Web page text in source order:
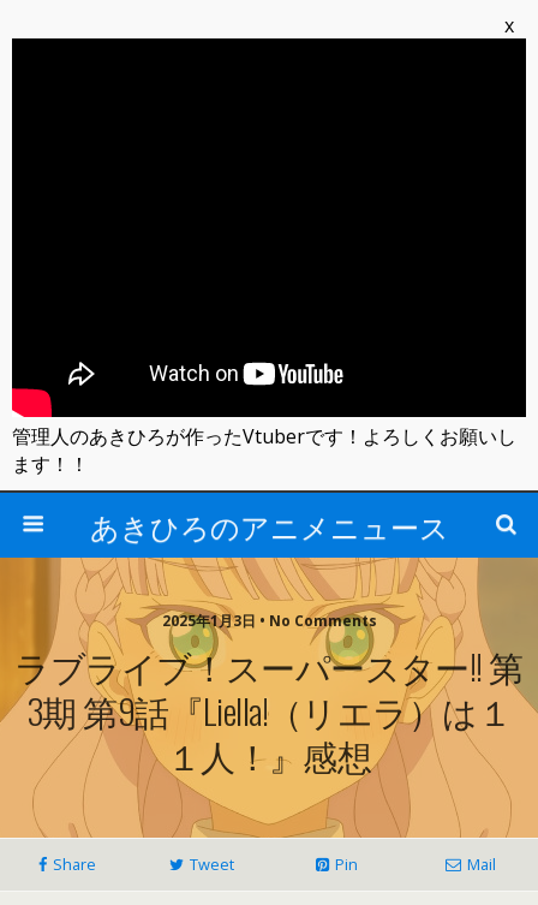
あきひろのアニメニュース
2025年1月3日 • No Comments
ラブライブ！スーパースター!! 第
3期 第9話『Liella!（リエラ）は１
１人！』感想
Share Tweet Pin Mail
x
管理人のあきひろが作ったVtuberです！よろしくお願いし
ます！！